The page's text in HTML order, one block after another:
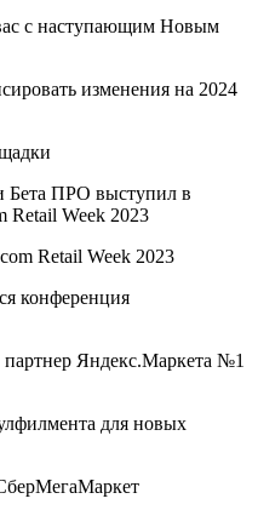
с наступающим Новым
изменения на 2024
Бета ПРО выступил в
Retail Week 2023
Retail Week 2023
конференция
Яндекс.Маркета №1
для новых